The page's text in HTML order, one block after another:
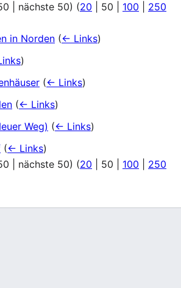
nächste 50) (20 50 100
250
in Norden (← Links)
)
(← Links)
(← Links)
Weg) (← Links)
(← Links)
nächste 50) (20 50 100
250